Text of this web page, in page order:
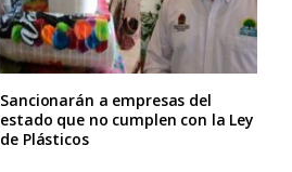
Sancionarán a empresas del
estado que no cumplen con la Ley
de Plásticos